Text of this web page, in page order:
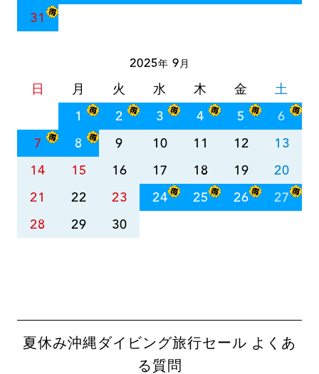
31
2025年 9月
日 月 火 水 木 金
土
1
2 3 4 5
6
7
8 9 10 11 12
13
14
15 16 17 18 19
20
21
22 23 24 25 26
27
28
29 30
夏休み沖縄ダイビング旅行セール よくあ
る質問